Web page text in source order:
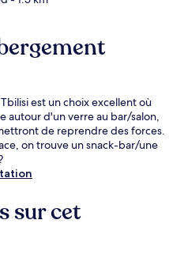
est un choix excellent où
autour d'un verre au bar/salon,
de reprendre des forces.
on trouve un snack-bar/une
sur cet